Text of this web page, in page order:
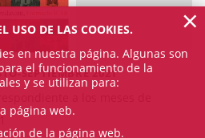
SEPTIEMBRE 2021
USO DE LAS COOKIES.
en nuestra página. Algunas son
el funcionamiento de la
y se utilizan para:
página web.
de la página web.
×